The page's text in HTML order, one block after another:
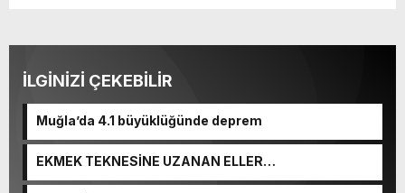
İLGİNİZİ ÇEKEBİLİR
Muğla’da 4.1 büyüklüğünde deprem
EKMEK TEKNESİNE UZANAN ELLER…